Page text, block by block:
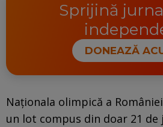
Sprijină
DONEAZĂ
Naționala olimpică a
un lot compus din doar 21 de